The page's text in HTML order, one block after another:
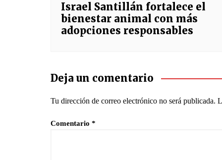
Israel Santillán fortalece el
bienestar animal con más
adopciones responsables
Deja un comentario
Tu dirección de correo electrónico no será publicada.
Comentario *